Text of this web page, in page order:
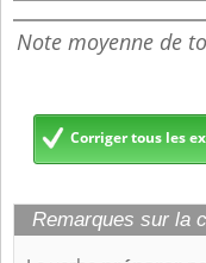
Note moyenne de
Corriger tous les
Remarques sur la